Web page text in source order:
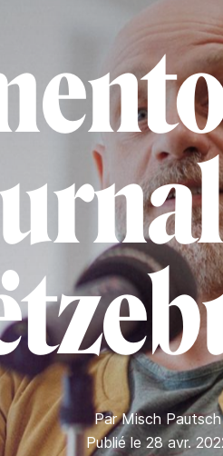
ParMisch Pautsch
Publié le 28 avr.